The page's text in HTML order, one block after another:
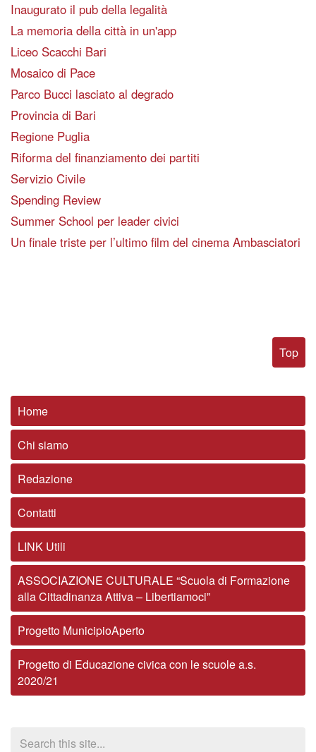
Inaugurato il pub della legalità
La memoria della città in un'app
Liceo Scacchi Bari
Mosaico di Pace
Parco Bucci lasciato al degrado
Provincia di Bari
Regione Puglia
Riforma del finanziamento dei partiti
Servizio Civile
Spending Review
Summer School per leader civici
Un finale triste per l’ultimo film del cinema Ambasciatori
Top
Home
Chi siamo
Redazione
Contatti
LINK Utili
ASSOCIAZIONE CULTURALE “Scuola di Formazione
alla Cittadinanza Attiva – Libertiamoci”
Progetto MunicipioAperto
Progetto di Educazione civica con le scuole a.s.
2020/21